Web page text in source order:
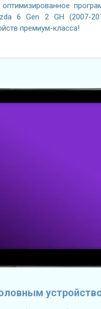
6 Gen 2 GH (2007-
премиум-класса!